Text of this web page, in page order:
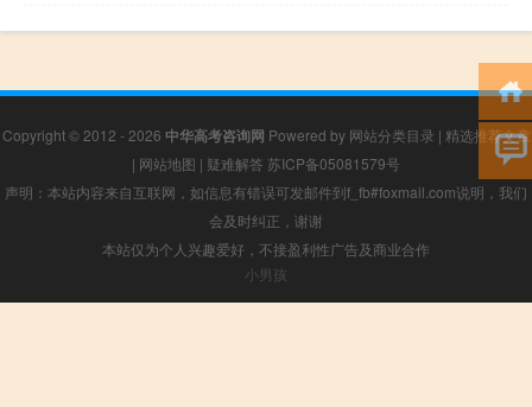
Copyright © 2012 - 2026 中华高考咨询网 Powered by 网站分类目录 | 精选推荐文章
| 网站地图 | 疑难解答 苏ICP备05081579号
声明：本站内容来自互联网，如信息有错误可发邮件到f_fb#foxmail.com说明，我们
会及时纠正，谢谢
本站仅为个人兴趣爱好，不接盈利性广告及商业合作
小男孩